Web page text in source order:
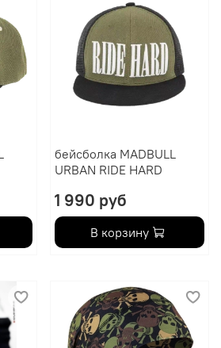
бейсболка MADBULL
URBAN RIDE HARD
1 990 руб
В корзину